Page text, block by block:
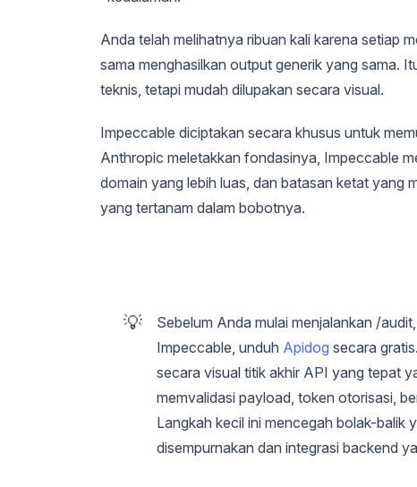
Anda telah melihatnya ribuan kali karena setiap
sama menghasilkan output generik yang sama.
teknis, tetapi mudah dilupakan secara visual.
Impeccable diciptakan secara khusus untuk
Anthropic meletakkan fondasinya, Impeccable
domain yang lebih luas, dan batasan ketat yang
yang tertanam dalam bobotnya.
💡
Sebelum Anda mulai menjalankan /
Impeccable, unduh Apidog secara
secara visual titik akhir API yang tepat
memvalidasi payload, token otorisasi,
Langkah kecil ini mencegah bolak-balik
disempurnakan dan integrasi backend